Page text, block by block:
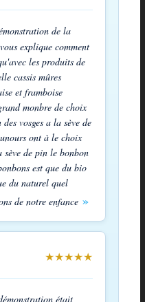
de la
explique comment
les produits de
cassis mûres
et framboise
monbre de choix
vosges a la sève de
ont à le choix
de pin le bonbon
est que du bio
du naturel quel
de notre enfance
★★★★★
était